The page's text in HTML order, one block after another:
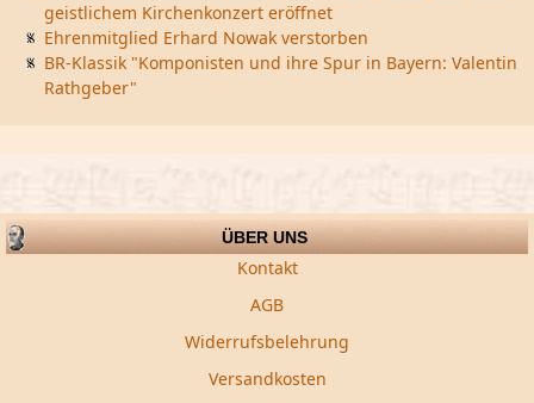
geistlichem Kirchenkonzert eröffnet
Ehrenmitglied Erhard Nowak verstorben
BR-Klassik "Komponisten und ihre Spur in Bayern: Valentin
Rathgeber"
ÜBER UNS
Kontakt
AGB
Widerrufsbelehrung
Versandkosten